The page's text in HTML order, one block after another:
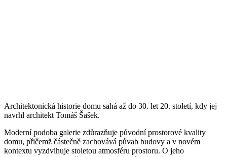
Architektonická historie domu sahá až do 30. let 20. století, kdy jej
navrhl architekt Tomáš Šašek.
Moderní podoba galerie zdůrazňuje původní prostorové kvality
domu, přičemž částečně zachovává půvab budovy a v novém
kontextu vyzdvihuje stoletou atmosféru prostoru. O jeho